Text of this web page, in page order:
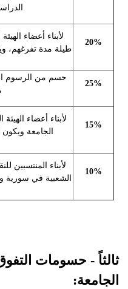
20%
لأبناء أعضاء
طيلة مدة تفرغهم،
25%
حسم من الرسوم
15%
لأبناء أعضاء
الجامعة ويكون
10%
لأبناء المنتسبين
الشعبية في سورية
ثالثاً - حسومات
الجامعة: